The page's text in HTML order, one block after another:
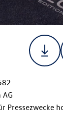
Pressezwecke